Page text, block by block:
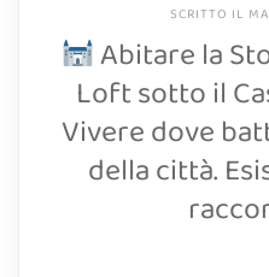
SCRITTO IL
Abitare la
Loft sotto il
Vivere dove
della città.